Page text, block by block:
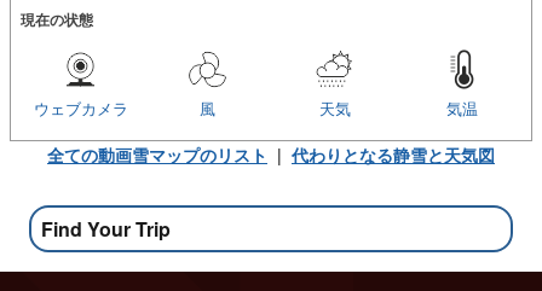
現在の状態
気温
天気
風
ウェブカメラ
全ての動画雪マップのリスト | 代わりとなる静雪と天気図
Find Your Trip